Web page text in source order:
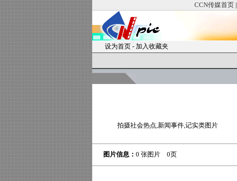
CCN传媒首页 |
设为首页 - 加入收藏夹
拍摄社会热点,新闻事件,记实类图片
图片信息： 0 张图片 0页